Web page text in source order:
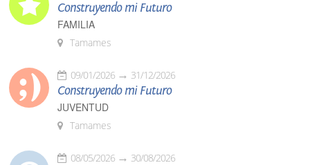
Construyendo mi Futuro
FAMILIA
Tamames
09/01/2026 31/12/2026
Construyendo mi Futuro
JUVENTUD
Tamames
08/05/2026 30/08/2026